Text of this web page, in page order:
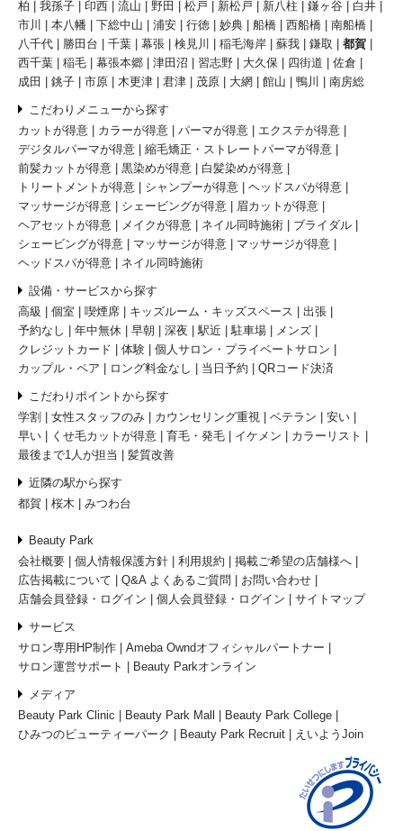
柏
我孫子 印西 流山 野田 松戸 新松戸 新八柱 鎌ヶ谷
白井
市川
本八幡 下総中山 浦安 行徳 妙典 船橋 西船橋
南船橋
八千代
勝田台 千葉 幕張 検見川 稲毛海岸 蘇我 鎌取
都賀
西千葉
稲毛 幕張本郷 津田沼 習志野 大久保 四街道
佐倉
成田
銚子 市原 木更津 君津 茂原 大網 館山 鴨川 南房総
こだわりメニューから探す
カットが得意
カラーが得意 パーマが得意
エクステが得意
デジタルパーマが得意
縮毛矯正・ストレートパーマが得意
前髪カットが得意
黒染めが得意
白髪染めが得意
トリートメントが得意
シャンプーが得意
ヘッドスパが得意
マッサージが得意
シェービングが得意
眉カットが得意
ヘアセットが得意
メイクが得意 ネイル同時施術
ブライダル
シェービングが得意
マッサージが得意
マッサージが得意
ヘッドスパが得意
ネイル同時施術
設備・サービスから探す
高級
個室 喫煙席 キッズルーム・キッズスペース
出張
予約なし
年中無休 早朝 深夜 駅近 駐車場
メンズ
クレジットカード
体験
個人サロン・プライベートサロン
カップル・ペア
ロング料金なし 当日予約 QRコード決済
こだわりポイントから探す
学割
女性スタッフのみ カウンセリング重視 ベテラン
安い
早い
くせ毛カットが得意 育毛・発毛 イケメン
カラーリスト
最後まで1人が担当
髪質改善
近隣の駅から探す
都賀
桜木 みつわ台
Beauty Park
会社概要
個人情報保護方針 利用規約
掲載ご希望の店舗様へ
広告掲載について
Q&A よくあるご質問
お問い合わせ
店舗会員登録・ログイン
個人会員登録・ログイン サイトマップ
サービス
サロン専用HP制作
Ameba Owndオフィシャルパートナー
サロン運営サポート
Beauty Parkオンライン
メディア
Beauty Park Clinic
Beauty Park Mall
Beauty Park College
ひみつのビューティーパーク
Beauty Park Recruit えいようJoin